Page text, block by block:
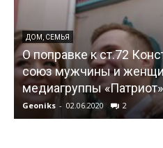
ДОМ, СЕМЬЯ
О поправке к ст.72
союз мужчины и
медиагруппы «Патриот»
Geoniks - 02.06.2020 2